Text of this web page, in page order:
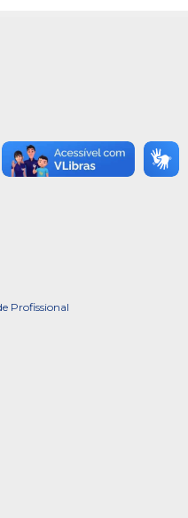
Profissional